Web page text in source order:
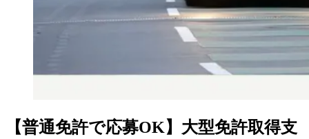
【普通免許で応募OK】大型免許取得支